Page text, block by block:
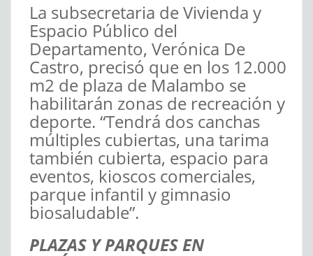
La subsecretaria de Vivienda y
Espacio Público del
Departamento, Verónica De
Castro, precisó que en los 12.000
m2 de plaza de Malambo se
habilitarán zonas de recreación y
deporte. “Tendrá dos canchas
múltiples cubiertas, una tarima
también cubierta, espacio para
eventos, kioscos comerciales,
parque infantil y gimnasio
biosaludable”.
PLAZAS Y PARQUES EN